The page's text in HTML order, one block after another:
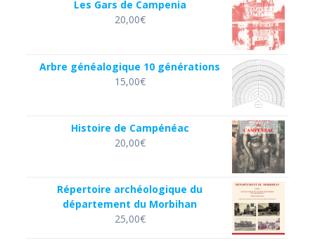
Les Gars de Campenia
20,00€
Arbre généalogique 10 générations
15,00€
Histoire de Campénéac
20,00€
Répertoire archéologique du
département du Morbihan
25,00€